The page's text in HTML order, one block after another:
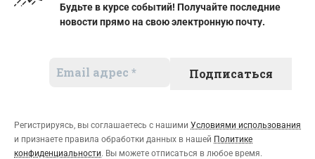
Будьте в курсе событий! Получайте последние
новости прямо на свою электронную почту.
Регистрируясь, вы соглашаетесь с нашими Условиями использования
и признаете правила обработки данных в нашей Политике
конфиденциальности. Вы можете отписаться в любое время.